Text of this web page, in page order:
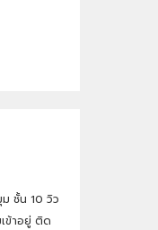
ชั้น 10 วิว
ข้าอยู่ ติด